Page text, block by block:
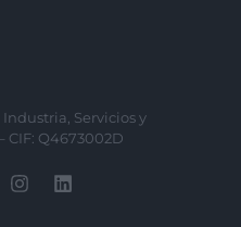
Servicios y
CIF: Q4673002D